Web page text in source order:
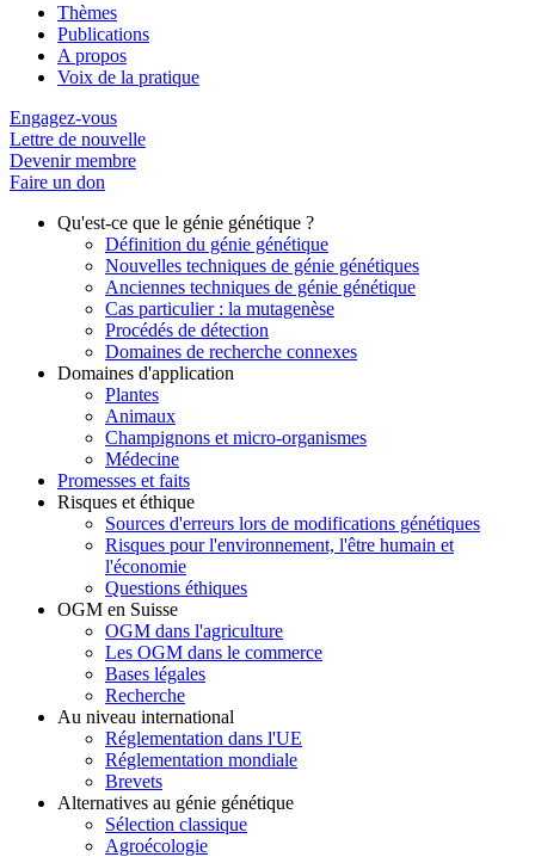
Thèmes
Publications
A propos
Voix de la pratique
Engagez-vous
Lettre de nouvelle
Devenir membre
Faire un don
Qu'est-ce que le génie génétique ?
Définition du génie génétique
Nouvelles techniques de génie génétiques
Anciennes techniques de génie génétique
Cas particulier : la mutagenèse
Procédés de détection
Domaines de recherche connexes
Domaines d'application
Plantes
Animaux
Champignons et micro-organismes
Médecine
Promesses et faits
Risques et éthique
Sources d'erreurs lors de modifications génétiques
Risques pour l'environnement, l'être humain et
l'économie
Questions éthiques
OGM en Suisse
OGM dans l'agriculture
Les OGM dans le commerce
Bases légales
Recherche
Au niveau international
Réglementation dans l'UE
Réglementation mondiale
Brevets
Alternatives au génie génétique
Sélection classique
Agroécologie